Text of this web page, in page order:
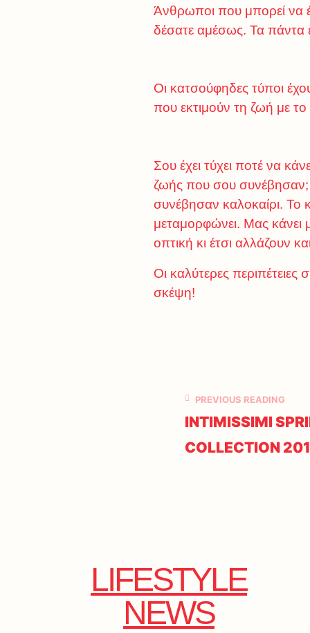
Άνθρωποι που μπορεί να
δέσατε αμέσως. Τα πάντα
Οι κατσούφηδες τύποι
που εκτιμούν τη ζωή με το
Σου έχει τύχει ποτέ να
ζωής που σου συνέβησαν;
συνέβησαν καλοκαίρι. Το
μεταμορφώνει. Μας κάνει
οπτική κι έτσι αλλάζουν
Οι καλύτερες
σκέψη!
PREVIOUS READING
INTIMISSIMI
COLLECTION
LIFESTYLE
NEWS